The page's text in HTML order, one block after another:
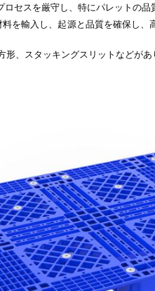
セスを厳守し、特にパレットの品
を輸入し、起源と品質を確保し
、スタッキングスリットなどがあ